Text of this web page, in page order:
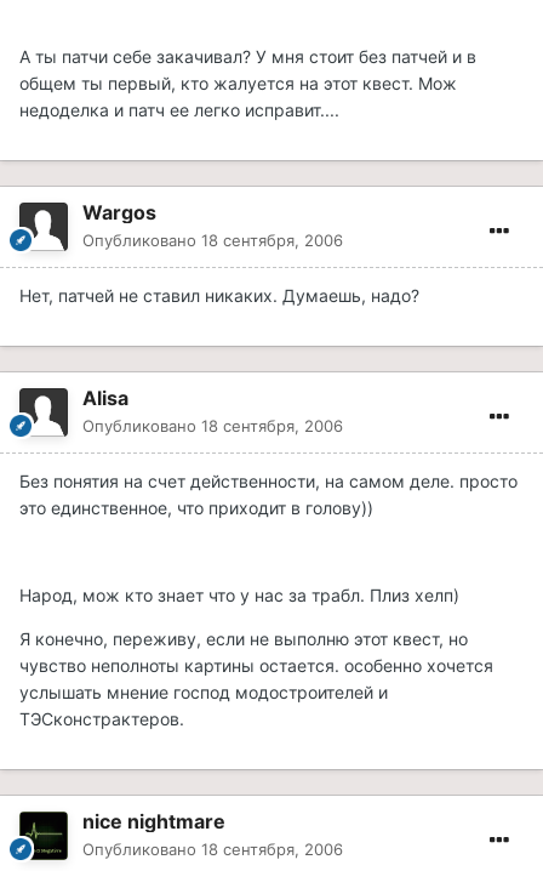
А ты патчи себе закачивал? У мня стоит без патчей и в
общем ты первый, кто жалуется на этот квест. Мож
недоделка и патч ее легко исправит....
Wargos
Опубликовано 18 сентября, 2006
Нет, патчей не ставил никаких. Думаешь, надо?
Alisa
Опубликовано 18 сентября, 2006
Без понятия на счет действенности, на самом деле. просто
это единственное, что приходит в голову))
Народ, мож кто знает что у нас за трабл. Плиз хелп)
Я конечно, переживу, если не выполню этот квест, но
чувство неполноты картины остается. особенно хочется
услышать мнение господ модостроителей и
ТЭСконстрактеров.
nice nightmare
Опубликовано 18 сентября, 2006